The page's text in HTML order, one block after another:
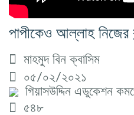
পাপীকেও আল্লাহ নিজের
মাহমুদ বিন ক্বাসিম
০৫/০২/২০২১
গিয়াসউদ্দিন এডুকেশন
৫৪৮